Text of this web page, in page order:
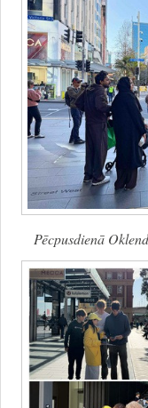
Pēcpusdienā